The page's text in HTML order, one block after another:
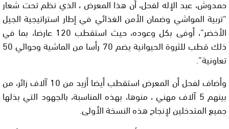
حمدوش، عبد الإله لفحل، أن هذا المعرض ، الذي نظم تحت شعار
“تربية المواشي وضمان الأمن الغذائي في إطار استراتيجية الجيل
الأخضر”، أوفى بكل وعوده، حيث استقطب 120 عارضا، بما في
ذلك قطب للثروة الحيوانية يضم 70 رأسا من الماشية وحوالي 50
تعاونية”.
وأضاف لفحل أن المعرض استقطب أيضا أزيد من 10 آلاف زائر، من
بينهم 5 آلاف مهني ، منوها، بهذه المناسبة، بالجهود التي بذلها
جميع المتدخلين لإنجاح هذه النسخة الأولى.